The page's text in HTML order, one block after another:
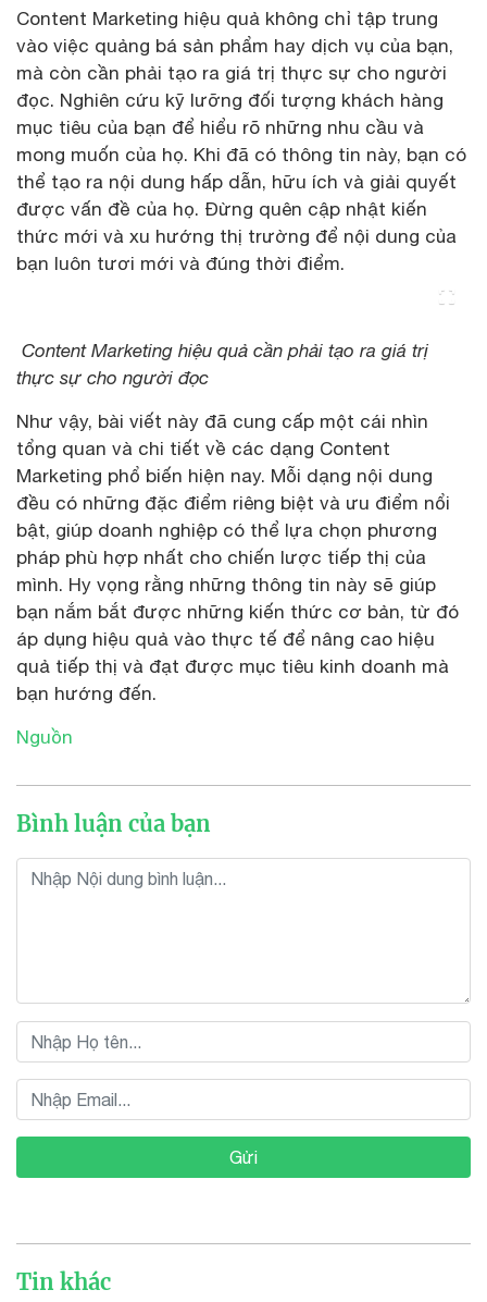
Content Marketing hiệu quả không chỉ tập trung
vào việc quảng bá sản phẩm hay dịch vụ của bạn,
mà còn cần phải tạo ra giá trị thực sự cho người
đọc. Nghiên cứu kỹ lưỡng đối tượng khách hàng
mục tiêu của bạn để hiểu rõ những nhu cầu và
mong muốn của họ. Khi đã có thông tin này, bạn có
thể tạo ra nội dung hấp dẫn, hữu ích và giải quyết
được vấn đề của họ. Đừng quên cập nhật kiến
thức mới và xu hướng thị trường để nội dung của
bạn luôn tươi mới và đúng thời điểm.
Content Marketing hiệu quả cần phải tạo ra giá trị
thực sự cho người đọc
Như vậy, bài viết này đã cung cấp một cái nhìn
tổng quan và chi tiết về các dạng Content
Marketing phổ biến hiện nay. Mỗi dạng nội dung
đều có những đặc điểm riêng biệt và ưu điểm nổi
bật, giúp doanh nghiệp có thể lựa chọn phương
pháp phù hợp nhất cho chiến lược tiếp thị của
mình. Hy vọng rằng những thông tin này sẽ giúp
bạn nắm bắt được những kiến thức cơ bản, từ đó
áp dụng hiệu quả vào thực tế để nâng cao hiệu
quả tiếp thị và đạt được mục tiêu kinh doanh mà
bạn hướng đến.
Nguồn
Bình luận của bạn
Gửi
Tin khác